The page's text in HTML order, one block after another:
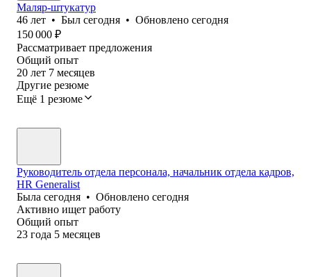
Маляр-штукатур
46 лет • Был сегодня • Обновлено сегодня
150 000 ₽
Рассматривает предложения
Общий опыт
20 лет 7 месяцев
Другие резюме
Ещё 1 резюме
Руководитель отдела персонала, начальник отдела кадров,
HR Generalist
Была сегодня • Обновлено сегодня
Активно ищет работу
Общий опыт
23 года 5 месяцев